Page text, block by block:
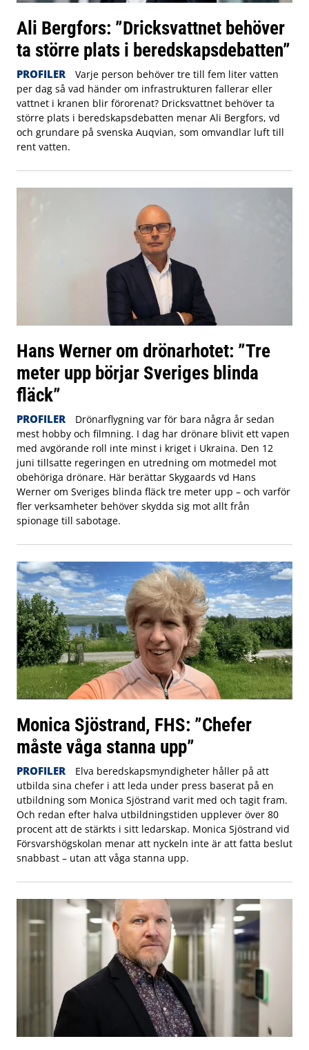
Ali Bergfors: ”Dricksvattnet behöver
ta större plats i beredskapsdebatten”
PROFILER
Varje person behöver tre till fem liter vatten
per dag så vad händer om infrastrukturen fallerar eller
vattnet i kranen blir förorenat? Dricksvattnet behöver ta
större plats i beredskapsdebatten menar Ali Bergfors, vd
och grundare på svenska Auqvian, som omvandlar luft till
rent vatten.
Hans Werner om drönarhotet: ”Tre
meter upp börjar Sveriges blinda
fläck”
PROFILER
Drönarflygning var för bara några år sedan
mest hobby och filmning. I dag har drönare blivit ett vapen
med avgörande roll inte minst i kriget i Ukraina. Den 12
juni tillsatte regeringen en utredning om motmedel mot
obehöriga drönare. Här berättar Skygaards vd Hans
Werner om Sveriges blinda fläck tre meter upp – och varför
fler verksamheter behöver skydda sig mot allt från
spionage till sabotage.
Monica Sjöstrand, FHS: ”Chefer
måste våga stanna upp”
PROFILER
Elva beredskapsmyndigheter håller på att
utbilda sina chefer i att leda under press baserat på en
utbildning som Monica Sjöstrand varit med och tagit fram.
Och redan efter halva utbildningstiden upplever över 80
procent att de stärkts i sitt ledarskap. Monica Sjöstrand vid
Försvarshögskolan menar att nyckeln inte är att fatta beslut
snabbast – utan att våga stanna upp.